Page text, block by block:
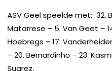
ASV Geel speelde met: 32.
Matarrese – 5. Van Geet –
Hoebregs – 17.
– 20. Bernardinho – 23.
Suarez.